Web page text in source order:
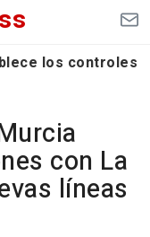
los
con La
líneas